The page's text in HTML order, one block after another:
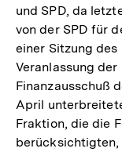
und SPD, da
von der SPD für
einer Sitzung
Veranlassung
Finanzausschuß
April
Fraktion, die die